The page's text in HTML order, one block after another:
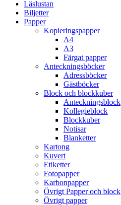
Läslustan
Biljetter
Papper
Kopieringspapper
A4
A3
Färgat papper
Anteckningsböcker
Adressböcker
Gästböcker
Block och blockkuber
Anteckningsblock
Kollegieblock
Blockkuber
Notisar
Blanketter
Kartong
Kuvert
Etiketter
Fotopapper
Karbonpapper
Övrigt Papper och block
Övrigt papper